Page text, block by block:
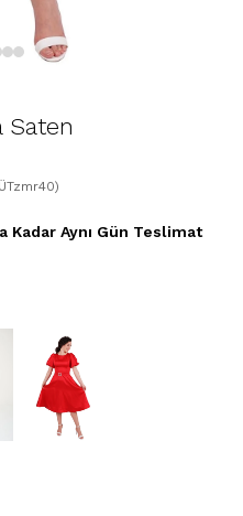
Saten
Kadar Aynı Gün Teslimat